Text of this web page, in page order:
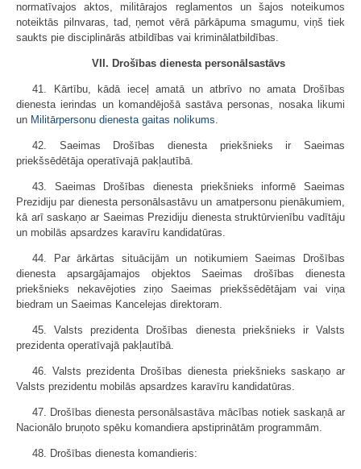
normatīvajos aktos, militārajos reglamentos un šajos noteikumos
noteiktās pilnvaras, tad, ņemot vērā pārkāpuma smagumu, viņš tiek
saukts pie disciplinārās atbildības vai kriminālatbildības.
VII. Drošības dienesta personālsastāvs
41. Kārtību, kādā ieceļ amatā un atbrīvo no amata Drošības
dienesta ierindas un komandējošā sastāva personas, nosaka likumi
un Militārpersonu dienesta gaitas nolikums.
42. Saeimas Drošības dienesta priekšnieks ir Saeimas
priekšsēdētāja operatīvajā pakļautībā.
43. Saeimas Drošības dienesta priekšnieks informē Saeimas
Prezidiju par dienesta personālsastāvu un amatpersonu pienākumiem,
kā arī saskaņo ar Saeimas Prezidiju dienesta struktūrvienību vadītāju
un mobilās apsardzes karavīru kandidatūras.
44. Par ārkārtas situācijām un notikumiem Saeimas Drošības
dienesta apsargājamajos objektos Saeimas drošības dienesta
priekšnieks nekavējoties ziņo Saeimas priekšsēdētājam vai viņa
biedram un Saeimas Kancelejas direktoram.
45. Valsts prezidenta Drošības dienesta priekšnieks ir Valsts
prezidenta operatīvajā pakļautībā.
46. Valsts prezidenta Drošības dienesta priekšnieks saskaņo ar
Valsts prezidentu mobilās apsardzes karavīru kandidatūras.
47. Drošības dienesta personālsastāva mācības notiek saskaņā ar
Nacionālo bruņoto spēku komandiera apstiprinātām programmām.
48. Drošības dienesta komandieris: